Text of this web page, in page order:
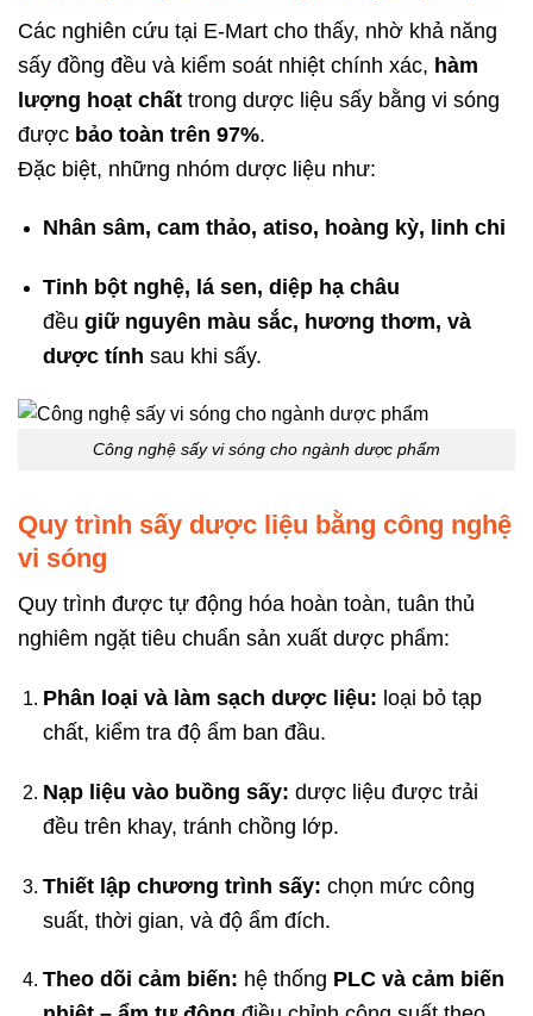
Các nghiên cứu tại E-Mart cho thấy, nhờ khả năng
sấy đồng đều và kiểm soát nhiệt chính xác, hàm
lượng hoạt chất trong dược liệu sấy bằng vi sóng
được bảo toàn trên 97%.
Đặc biệt, những nhóm dược liệu như:
Nhân sâm, cam thảo, atiso, hoàng kỳ, linh chi
Tinh bột nghệ, lá sen, diệp hạ châu
đều giữ nguyên màu sắc, hương thơm, và
dược tính sau khi sấy.
Công nghệ sấy vi sóng cho ngành dược phẩm
Quy trình sấy dược liệu bằng công nghệ
vi sóng
Quy trình được tự động hóa hoàn toàn, tuân thủ
nghiêm ngặt tiêu chuẩn sản xuất dược phẩm:
Phân loại và làm sạch dược liệu: loại bỏ tạp
chất, kiểm tra độ ẩm ban đầu.
Nạp liệu vào buồng sấy: dược liệu được trải
đều trên khay, tránh chồng lớp.
Thiết lập chương trình sấy: chọn mức công
suất, thời gian, và độ ẩm đích.
Theo dõi cảm biến: hệ thống PLC và cảm biến